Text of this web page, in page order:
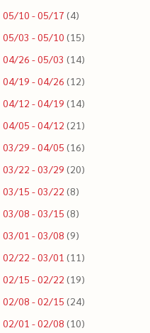
05/10 - 05/17 (4)
05/03 - 05/10 (15)
04/26 - 05/03 (14)
04/19 - 04/26 (12)
04/12 - 04/19 (14)
04/05 - 04/12 (21)
03/29 - 04/05 (16)
03/22 - 03/29 (20)
03/15 - 03/22 (8)
03/08 - 03/15 (8)
03/01 - 03/08 (9)
02/22 - 03/01 (11)
02/15 - 02/22 (19)
02/08 - 02/15 (24)
02/01 - 02/08 (10)